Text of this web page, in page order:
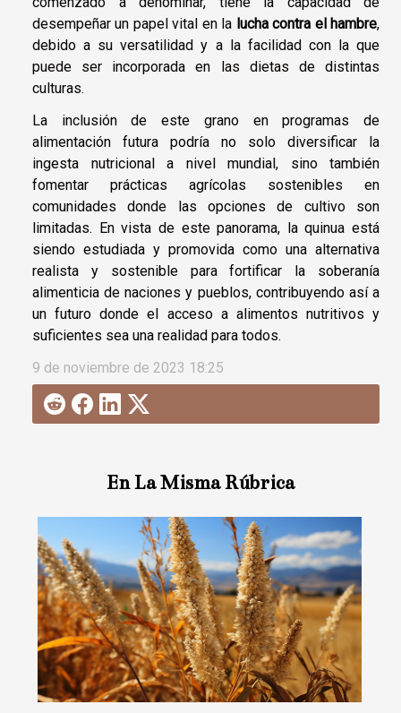
En La Misma Rúbrica
desempeñar un papel vital en la lucha contra el hambre,
debido a su versatilidad y a la facilidad con la que
puede ser incorporada en las dietas de distintas
culturas.
La inclusión de este grano en programas de
alimentación futura podría no solo diversificar la
ingesta nutricional a nivel mundial, sino también
fomentar prácticas agrícolas sostenibles en
comunidades donde las opciones de cultivo son
limitadas. En vista de este panorama, la quinua está
siendo estudiada y promovida como una alternativa
realista y sostenible para fortificar la soberanía
alimenticia de naciones y pueblos, contribuyendo así a
un futuro donde el acceso a alimentos nutritivos y
suficientes sea una realidad para todos.
9 de noviembre de 2023 18:25